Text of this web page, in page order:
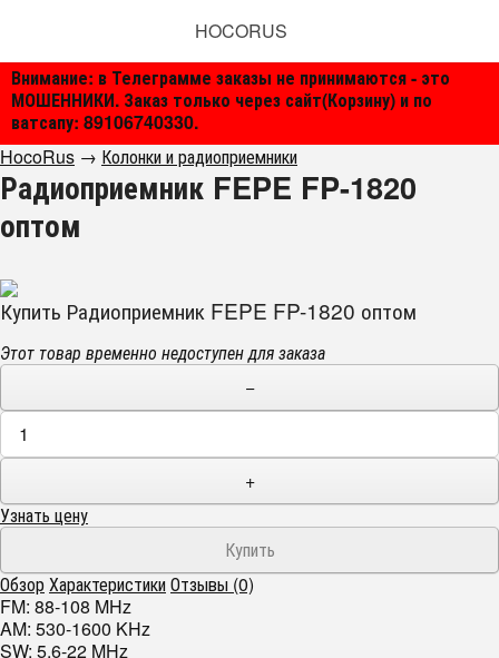
Внимание: в Телеграмме заказы не принимаются - это
МОШЕННИКИ. Заказ только через сайт(Корзину) и по
ватсапу: 89106740330.
HOCORUS
HocoRus → Колонки и радиоприемники
Радиоприемник FEPE FP-1820
оптом
Купить Радиоприемник FEPE FP-1820 оптом
Этот товар временно недоступен для заказа
−
+
Узнать цену
ОбзорХарактеристикиОтзывы (0)
FM: 88-108 MHz
AM: 530-1600 KHz
SW: 5.6-22 MHz